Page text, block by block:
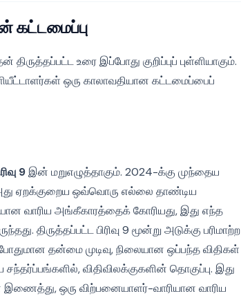
கட்டமைப்பு
உரை இப்போது குறிப்புப் புள்ளியாகும்.
ஒரு காலாவதியான கட்டமைப்பைப்
9இன் மறுஎழுத்தாகும். 2024-க்கு முந்தைய
அது ஏறக்குறைய ஒவ்வொரு எல்லை தாண்டிய
வாரிய அங்கீகாரத்தைக் கோரியது, இது எந்த
திருத்தப்பட்ட பிரிவு 9 மூன்று அடுக்கு பரிமாற்ற
போதுமான தன்மை முடிவு, நிலையான ஒப்பந்த விதிகள்
சந்தர்ப்பங்களில், விதிவிலக்குகளின் தொகுப்பு. இது
இணைத்து, ஒரு விற்பனையாளர்-வாரியான வாரிய